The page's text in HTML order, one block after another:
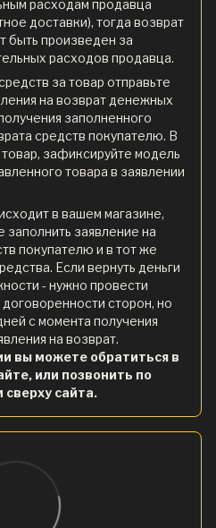
расходам продавца
доставки), тогда возврат
быть произведен за
расходов продавца.
за товар отправьте
на возврат денежных
заполненного
средств покупателю. В
зафиксируйте модель
товара в заявлении
в вашем магазине,
заявление на
покупателю и в тот же
Если вернуть деньги
- нужно провести
сторон, но
с момента получения
на возврат.
вы можете обратиться в
или позвонить по
сайта.